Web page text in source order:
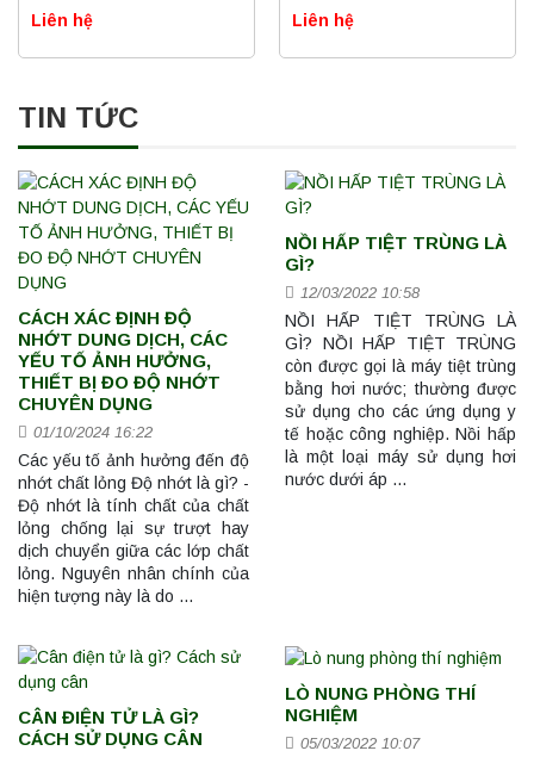
Liên hệ Liên hệ
TIN TỨC
CÁCH XÁC ĐỊNH ĐỘ
NHỚT DUNG DỊCH, CÁC
YẾU TỐ ẢNH HƯỞNG,
THIẾT BỊ ĐO ĐỘ NHỚT
CHUYÊN DỤNG
01/10/2024 16:22
Các yếu tố ảnh hưởng đến độ
nhớt chất lỏng Độ nhớt là gì? -
Độ nhớt là tính chất của chất
lỏng chống lại sự trượt hay
dịch chuyển giữa các lớp chất
lỏng. Nguyên nhân chính của
hiện tượng này là do …
NỒI HẤP TIỆT TRÙNG LÀ
GÌ?
12/03/2022 10:58
NỒI HẤP TIỆT TRÙNG LÀ
GÌ? NỒI HẤP TIỆT TRÙNG
còn được gọi là máy tiệt trùng
bằng hơi nước; thường được
sử dụng cho các ứng dụng y
tế hoặc công nghiệp. Nồi hấp
là một loại máy sử dụng hơi
nước dưới áp …
CÂN ĐIỆN TỬ LÀ GÌ?
CÁCH SỬ DỤNG CÂN
LÒ NUNG PHÒNG THÍ
NGHIỆM
05/03/2022 10:07